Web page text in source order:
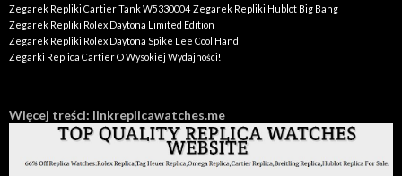
Zegarek Repliki Cartier Tank W5330004 Zegarek Repliki Hublot Big Bang
Zegarek Repliki Rolex Daytona Limited Edition
Zegarek Repliki Rolex Daytona Spike Lee Cool Hand
Zegarki Replica Cartier O Wysokiej Wydajności!
Więcej treści: linkreplicawatches.me